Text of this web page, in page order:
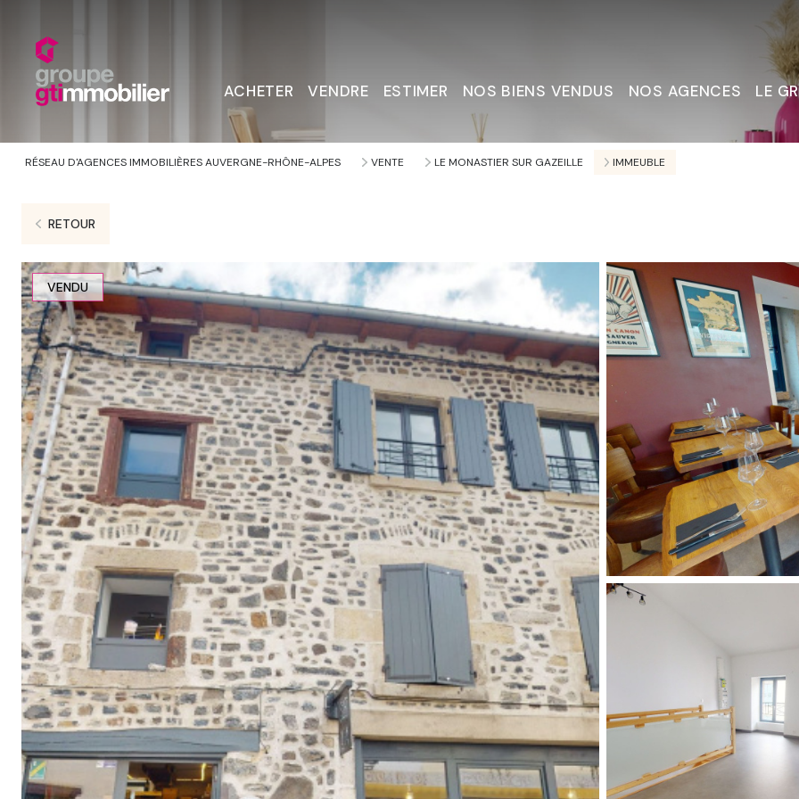
ACHETER VENDRE ESTIMER NOS BIENS VENDUS NOS AGENCES LE
Nous
RÉSEAU D'AGENCES IMMOBILIÈRES AUVERGNE-RHÔNE-ALPES VENTE LE MONASTIER SUR GAZEILLE IMMEUBLE
RETOUR
VENDU